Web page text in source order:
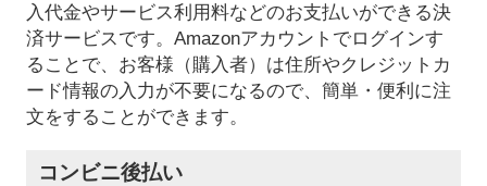
入代金やサービス利用料などのお支払いができる決
済サービスです。Amazonアカウントでログインす
ることで、お客様（購入者）は住所やクレジットカ
ード情報の入力が不要になるので、簡単・便利に注
文をすることができます。
コンビニ後払い